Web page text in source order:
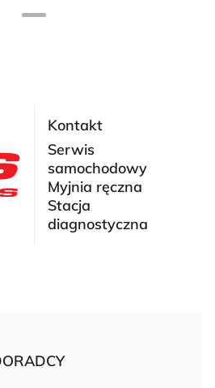
Kontakt
Serwis
samochodowy
Myjnia ręczna
Stacja
diagnostyczna